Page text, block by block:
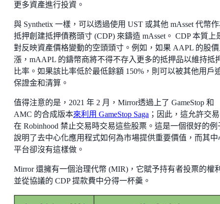
更多資產進行投資。
與 Synthetix 一樣，可以透過使用 UST 或其他 mAsset 代幣
抵押創建抵押債務頭寸 (CDP) 來鑄造 mAsset。 CDP 本質上
對反映資產價格變動的空頭頭寸。例如，如果 AAPL 的股
漲，mAAPL 的鑄幣商將不得不存入更多的抵押品以維持抵
比率。如果該比率低於最低餘額 150%，則可以被其他用戶
保證金和清算。
值得注意的是，2021 年 2 月，Mirror透過上了 GameStop 和
AMC 的合成版本來利用 GameStop Saga ；因此，這允許交
在 Robinhood 禁止交易時交易這些股票。這是一個很好的例
說明了去中心化應用程式如何為市場提供重要價值，而其中
平台卻沒有這樣做。
Mirror 還擁有一個治理代幣 (MIR)，它賦予持有者投票的權
並從協議的 CDP 提款費中分得一杯羹。